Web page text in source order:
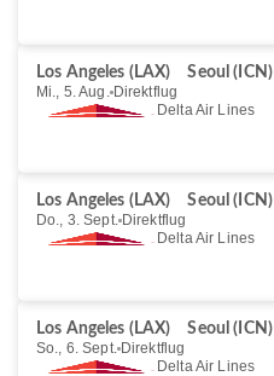
Los Angeles (LAX)
Seoul (ICN)
Mi., 5. Aug. Direktflug
Delta Air Lines
Los Angeles (LAX)
Seoul (ICN)
Do., 3. Sept. Direktflug
Delta Air Lines
Los Angeles (LAX)
Seoul (ICN)
So., 6. Sept. Direktflug
Delta Air Lines